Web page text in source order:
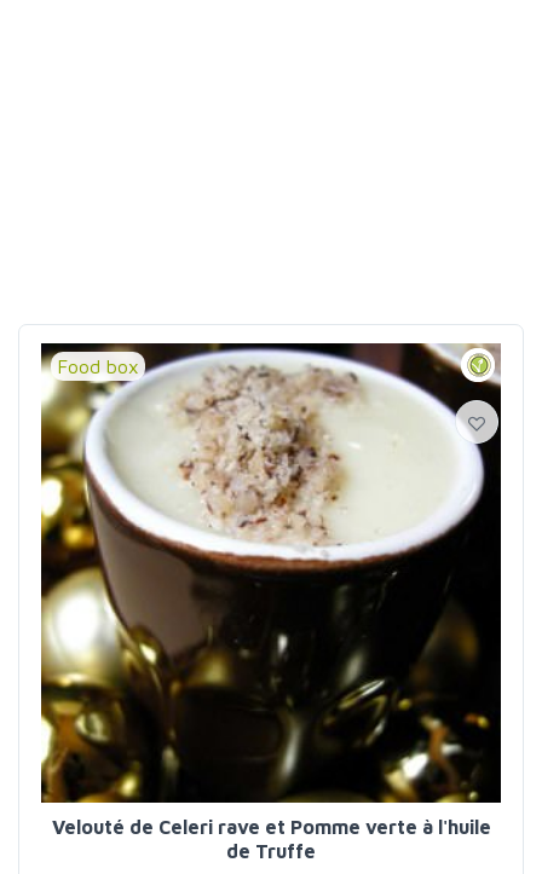
Food box
Velouté de Celeri rave et Pomme verte à l'huile
de Truffe